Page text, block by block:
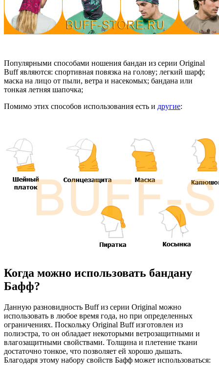
Популярными способами ношения бандан из серии Original
Buff являются: спортивная повязка на голову; легкий шарф;
маска на лицо от пыли, ветра и насекомых; бандана или
тонкая летняя шапочка;
Помимо этих способов использования есть и другие:
Когда можно использовать бандану
Бафф?
Данную разновидность Buff из серии Original можно
использовать в любое время года, но при определенных
ограничениях. Поскольку Original Buff изготовлен из
полиэстра, то он обладает некоторыми ветрозащитными и
влагозащитными свойствами. Толщина и плетение ткани
достаточно тонкое, что позволяет ей хорошо дышать.
Благодаря этому набору свойств Бафф может использоваться: